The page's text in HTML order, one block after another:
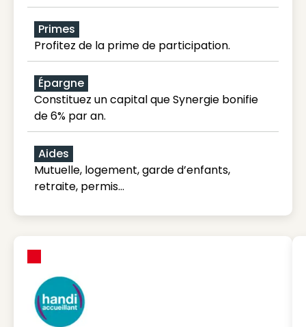
Primes
Profitez de la prime de participation.
Épargne
Constituez un capital que Synergie bonifie
de 6% par an.
Aides
Mutuelle, logement, garde d’enfants,
retraite, permis…